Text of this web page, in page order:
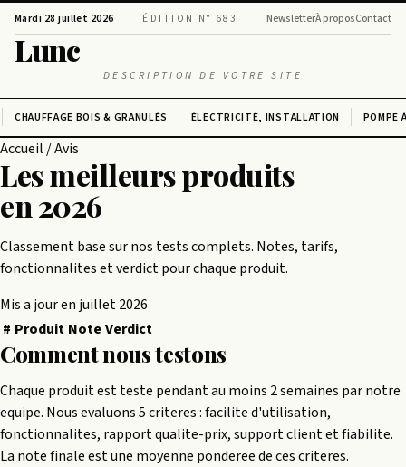
Mardi 28 juillet 2026 ÉDITION N° 683 NewsletterÀ proposContact
Lunc
DESCRIPTION DE VOTRE SITE
CHAUFFAGE BOIS & GRANULÉS ÉLECTRICITÉ, INSTALLATION POMPE
Accueil /Avis
Les meilleurs produits
en 2026
Classement base sur nos tests complets. Notes, tarifs,
fonctionnalites et verdict pour chaque produit.
Mis a jour en juillet 2026
# Produit NoteVerdict
Comment nous testons
Chaque produit est teste pendant au moins 2 semaines par notre
equipe. Nous evaluons 5 criteres : facilite d'utilisation,
fonctionnalites, rapport qualite-prix, support client et fiabilite.
La note finale est une moyenne ponderee de ces criteres.